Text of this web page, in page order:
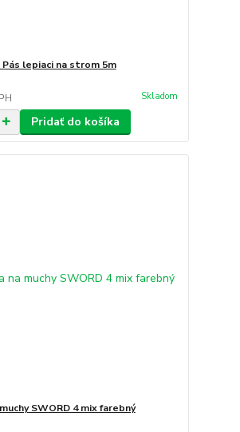
Pás lepiaci na strom 5m
Skladom
Pridať do košíka
SWORD 4 mix farebný